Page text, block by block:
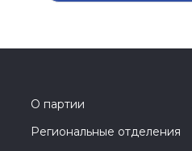
О партии
Региональные отделения